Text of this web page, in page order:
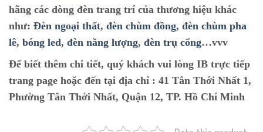
hãng các dòng đèn trang trí của thương hiệu khác
như: Đèn ngoại thất, đèn chùm đồng, đèn chùm pha
lê, bóng led, đèn năng lượng, đèn trụ cổng…vvv
Để biết thêm chi tiết, quý khách vui lòng IB trực tiếp
trang page hoặc đến tại địa chỉ : 41 Tân Thới Nhất 1,
Phường Tân Thới Nhất, Quận 12, TP. Hồ Chí Minh